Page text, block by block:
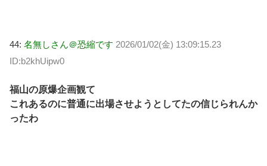
44: 名無しさん＠恐縮です 2026/01/02(金) 13:09:15.23
ID:b2khUipw0
福山の原爆企画観て
これあるのに普通に出場させようとしてたの信じられんか
ったわ